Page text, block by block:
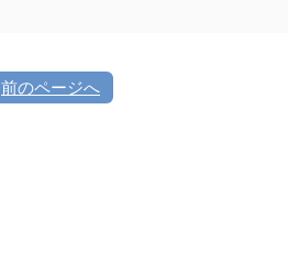
前のページへ